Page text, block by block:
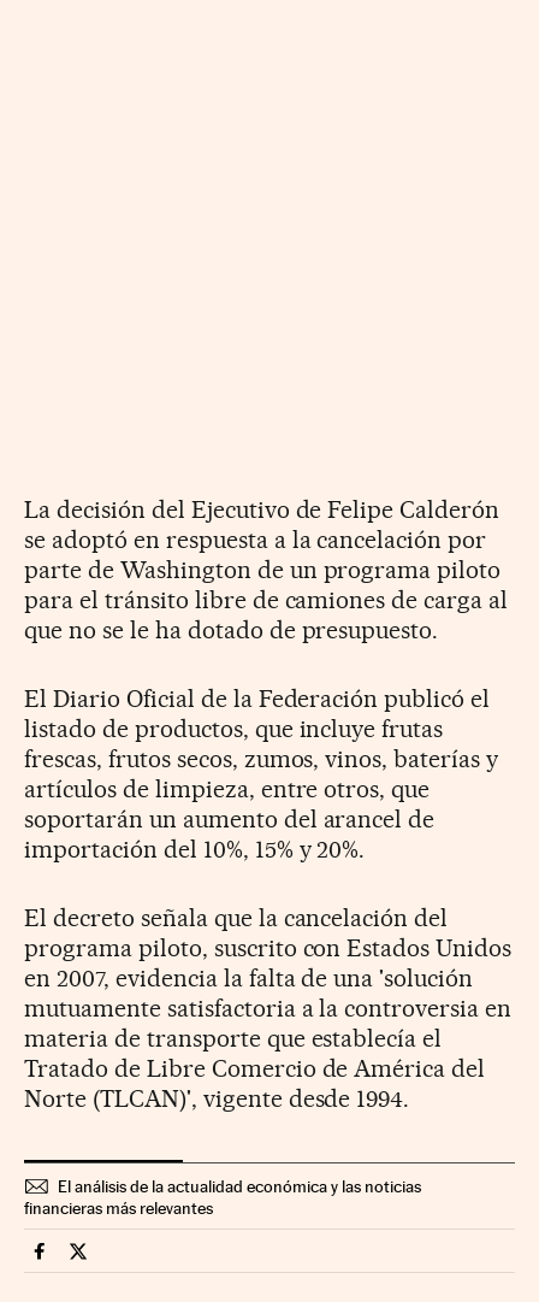
La decisión del Ejecutivo de Felipe Calderón
se adoptó en respuesta a la cancelación por
parte de Washington de un programa piloto
para el tránsito libre de camiones de carga al
que no se le ha dotado de presupuesto.
El Diario Oficial de la Federación publicó el
listado de productos, que incluye frutas
frescas, frutos secos, zumos, vinos, baterías y
artículos de limpieza, entre otros, que
soportarán un aumento del arancel de
importación del 10%, 15% y 20%.
El decreto señala que la cancelación del
programa piloto, suscrito con Estados Unidos
en 2007, evidencia la falta de una 'solución
mutuamente satisfactoria a la controversia en
materia de transporte que establecía el
Tratado de Libre Comercio de América del
Norte (TLCAN)', vigente desde 1994.
El análisis de la actualidad económica y las noticias
financieras más relevantes
Economia Cinco Días en Facebook
Economia Cinco Días en Twitter